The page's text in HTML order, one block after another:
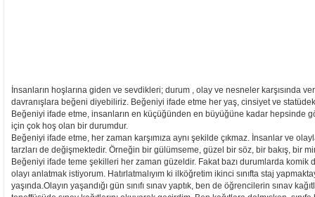
İnsanların hoşlarına giden ve sevdikleri; durum , olay ve nesneler karşısında
davranışlara beğeni diyebiliriz. Beğeniyi ifade etme her yaş, cinsiyet ve
Beğeniyi ifade etme, insanların en küçüğünden en büyüğüne kadar hepsinde
için çok hoş olan bir durumdur.
Beğeniyi ifade etme, her zaman karşımıza aynı şekilde çıkmaz. İnsanlar ve
tarzları de değişmektedir. Örneğin bir gülümseme, güzel bir söz, bir bakış, bir
Beğeniyi ifade teme şekilleri her zaman güzeldir. Fakat bazı durumlarda komik
olayı anlatmak istiyorum. Hatırlatmalıyım ki ilköğretim ikinci sınıfta staj
yaşında.Olayın yaşandığı gün sınıfı sınav yaptık, ben de öğrencilerin sınav